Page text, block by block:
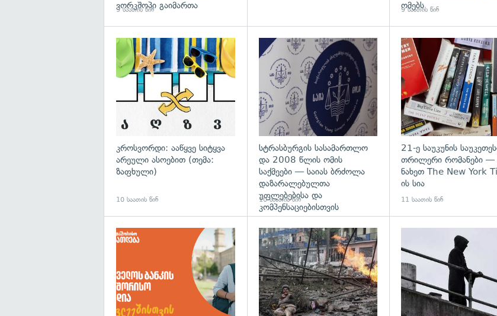
ვორკშოპი გაიმართა
9 საათის წინ
ომებს
9 საათის წინ
გადახედვა
კროსვორდი: ააწყვე სიტყვა
არეული ასოებით (თემა:
ზაფხული)
10 საათის წინ
გადახედვა
სტრასბურგის სასამართლო
და 2008 წლის ომის
საქმეები — საიას ბრძოლა
დაზარალებულთა
უფლებებისა და
კომპენსაციებისთვის
10 საათის წინ
21-ე საუკუნის
თრილერი რომანები —
ნახეთ The New York
ის სია
11 საათის წინ